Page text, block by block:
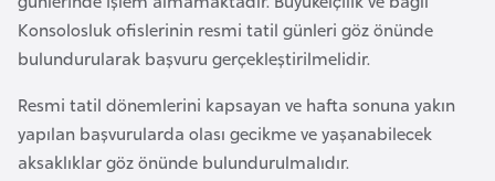
e
e
r
i
Konsolosluk ofislerinin resmi tatil günleri göz önünde
bulundurularak başvuru gerçekleştirilmelidir.
Resmi tatil dönemlerini kapsayan ve hafta sonuna yakın
yapılan başvurularda olası gecikme ve yaşanabilecek
aksaklıklar göz önünde bulundurulmalıdır.
u
r
y
a
A